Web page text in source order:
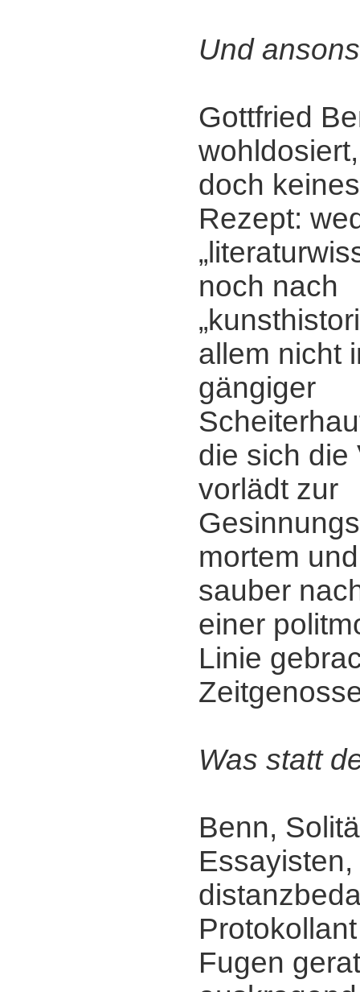
Und
Gottfried
doch
Rezept:
noch nach
allem nicht
gängiger
die sich die
vorlädt zur
mortem
sauber
einer
Linie
Was statt
Benn,
Essayisten,
Fugen